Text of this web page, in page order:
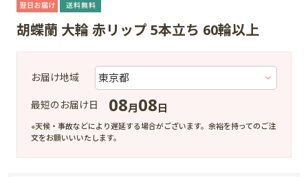
胡蝶蘭 大輪 赤リップ 5本立ち 60輪以上
お届け地域
最短のお届け日 08月08日
※天候・事故などにより遅延する場合がございます。余裕を持ってのご注
文をお願いいいたします。